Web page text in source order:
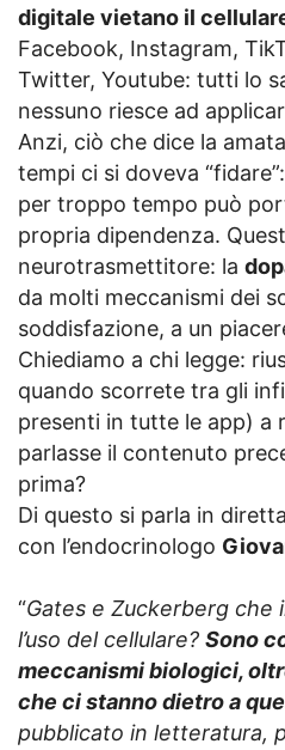
digitale vietano il
Facebook, Instagram,
Twitter, Youtube: tutti lo
nessuno riesce ad
Anzi, ciò che dice la
tempi ci si doveva
per troppo tempo può
propria dipendenza.
neurotrasmettitore: la
da molti meccanismi dei
soddisfazione, a un
Chiediamo a chi legge:
quando scorrete tra gli
presenti in tutte le app) a
parlasse il contenuto
prima?
Di questo si parla in
con l’endocrinologo
“Gates e Zuckerberg che
l’uso del cellulare? Sono
meccanismi biologici,
che ci stanno dietro a
pubblicato in letteratura,